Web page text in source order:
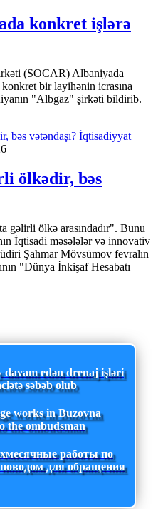
konkret işlərə
(SOCAR) Albaniyada
bir layihənin icrasına
"Albgaz" şirkəti bildirib.
İqtisadiyyat
ölkədir, bəs
gəlirli ölkə arasındadır". Bunu
İqtisadi məsələlər və innovativ
Şahmar Mövsümov fevralın
"Dünya İnkişaf Hesabatı
davam edən drenaj işləri
səbəb olub
works in Buzovna
the ombudsman
работы по
для обращения